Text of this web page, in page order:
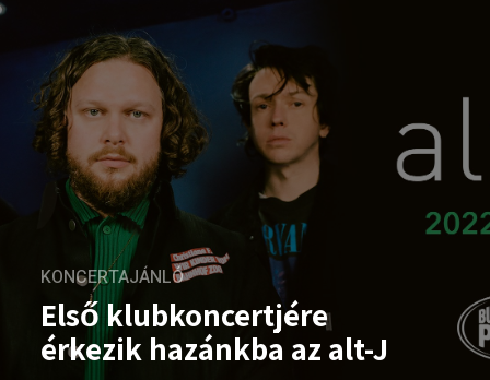
KONCERTAJÁNLÓ
Első klubkoncertjére
érkezik hazánkba az alt-J